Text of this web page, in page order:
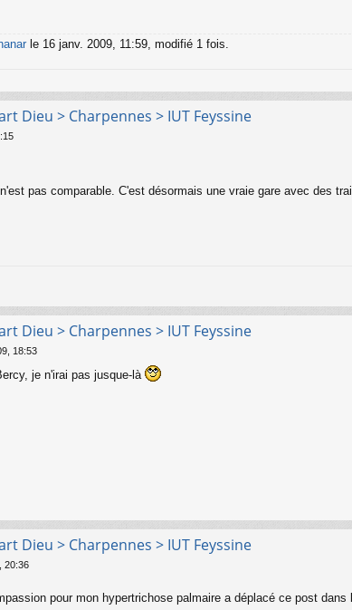
le 16 janv. 2009, 11:59, modifié 1 fois.
Dieu > Charpennes > IUT Feyssine
pas comparable. C'est désormais une vraie gare avec des
Dieu > Charpennes > IUT Feyssine
18:53
je n'irai pas jusque-là
Dieu > Charpennes > IUT Feyssine
20:36
pour mon hypertrichose palmaire a déplacé ce post dans